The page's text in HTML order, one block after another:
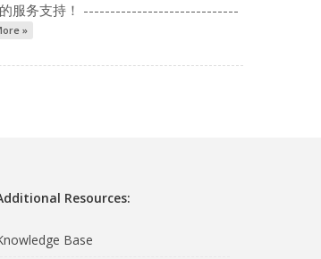
的服务支持！ -----------------------------
»
Resources:
Base